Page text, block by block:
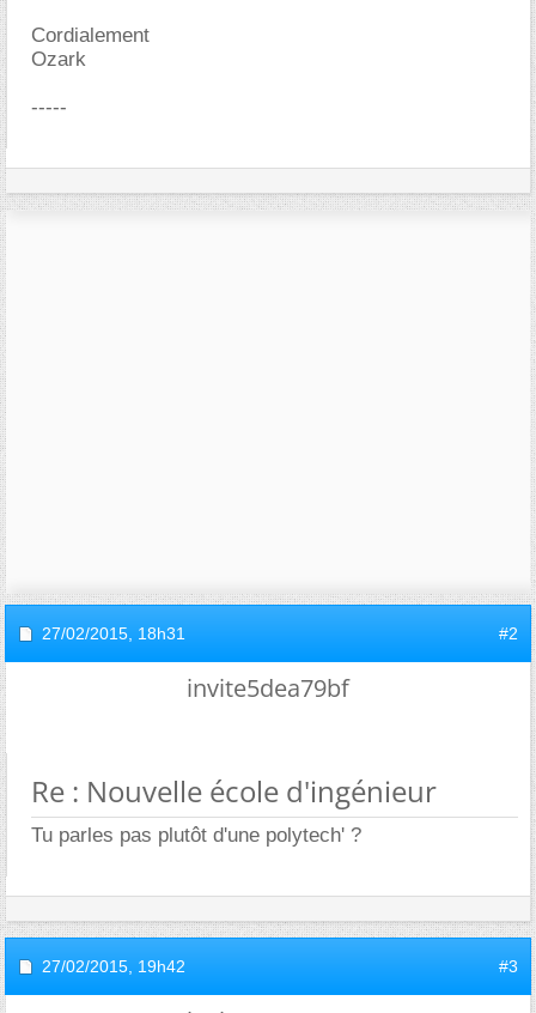
Cordialement
Ozark
-----
27/02/2015, 18h31 #2
invite5dea79bf
Re : Nouvelle école d'ingénieur
Tu parles pas plutôt d'une polytech' ?
27/02/2015, 19h42 #3